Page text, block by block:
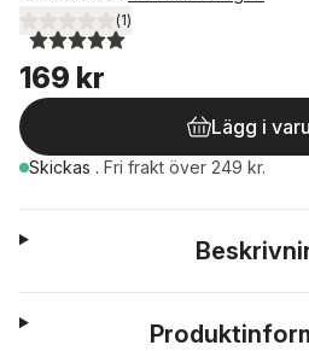
5,0utav 5 stjärnor. Totalt antal röster:
(1)
169 kr
Lägg i
Skickas . Fri frakt över 249 kr.